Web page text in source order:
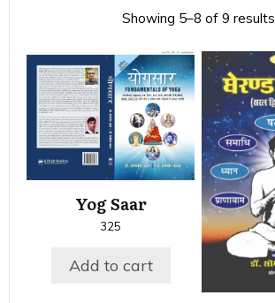
Showing 5–8 of 9 results
Yog Saar
325
Add to cart